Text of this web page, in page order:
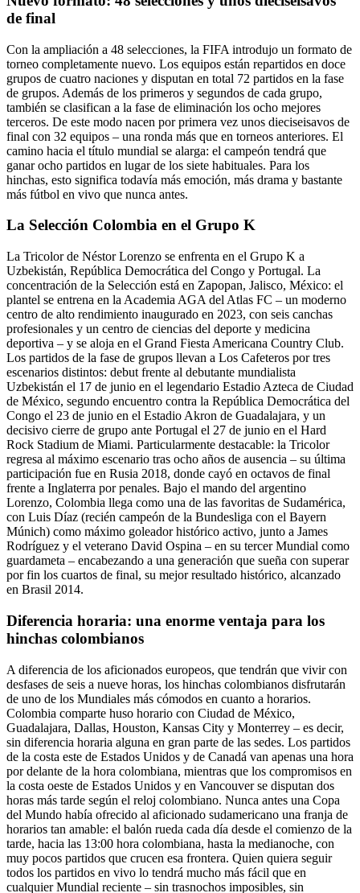
de final
Con la ampliación a 48 selecciones, la FIFA introdujo un formato de
torneo completamente nuevo. Los equipos están repartidos en doce
grupos de cuatro naciones y disputan en total 72 partidos en la fase
de grupos. Además de los primeros y segundos de cada grupo,
también se clasifican a la fase de eliminación los ocho mejores
terceros. De este modo nacen por primera vez unos dieciseisavos de
final con 32 equipos – una ronda más que en torneos anteriores. El
camino hacia el título mundial se alarga: el campeón tendrá que
ganar ocho partidos en lugar de los siete habituales. Para los
hinchas, esto significa todavía más emoción, más drama y bastante
más fútbol en vivo que nunca antes.
La Selección Colombia en el Grupo K
La Tricolor de Néstor Lorenzo se enfrenta en el Grupo K a
Uzbekistán, República Democrática del Congo y Portugal. La
concentración de la Selección está en Zapopan, Jalisco, México: el
plantel se entrena en la Academia AGA del Atlas FC – un moderno
centro de alto rendimiento inaugurado en 2023, con seis canchas
profesionales y un centro de ciencias del deporte y medicina
deportiva – y se aloja en el Grand Fiesta Americana Country Club.
Los partidos de la fase de grupos llevan a Los Cafeteros por tres
escenarios distintos: debut frente al debutante mundialista
Uzbekistán el 17 de junio en el legendario Estadio Azteca de Ciudad
de México, segundo encuentro contra la República Democrática del
Congo el 23 de junio en el Estadio Akron de Guadalajara, y un
decisivo cierre de grupo ante Portugal el 27 de junio en el Hard
Rock Stadium de Miami. Particularmente destacable: la Tricolor
regresa al máximo escenario tras ocho años de ausencia – su última
participación fue en Rusia 2018, donde cayó en octavos de final
frente a Inglaterra por penales. Bajo el mando del argentino
Lorenzo, Colombia llega como una de las favoritas de Sudamérica,
con Luis Díaz (recién campeón de la Bundesliga con el Bayern
Múnich) como máximo goleador histórico activo, junto a James
Rodríguez y el veterano David Ospina – en su tercer Mundial como
guardameta – encabezando a una generación que sueña con superar
por fin los cuartos de final, su mejor resultado histórico, alcanzado
en Brasil 2014.
Diferencia horaria: una enorme ventaja para los
hinchas colombianos
A diferencia de los aficionados europeos, que tendrán que vivir con
desfases de seis a nueve horas, los hinchas colombianos disfrutarán
de uno de los Mundiales más cómodos en cuanto a horarios.
Colombia comparte huso horario con Ciudad de México,
Guadalajara, Dallas, Houston, Kansas City y Monterrey – es decir,
sin diferencia horaria alguna en gran parte de las sedes. Los partidos
de la costa este de Estados Unidos y de Canadá van apenas una hora
por delante de la hora colombiana, mientras que los compromisos en
la costa oeste de Estados Unidos y en Vancouver se disputan dos
horas más tarde según el reloj colombiano. Nunca antes una Copa
del Mundo había ofrecido al aficionado sudamericano una franja de
horarios tan amable: el balón rueda cada día desde el comienzo de la
tarde, hacia las 13:00 hora colombiana, hasta la medianoche, con
muy pocos partidos que crucen esa frontera. Quien quiera seguir
todos los partidos en vivo lo tendrá mucho más fácil que en
cualquier Mundial reciente – sin trasnochos imposibles, sin